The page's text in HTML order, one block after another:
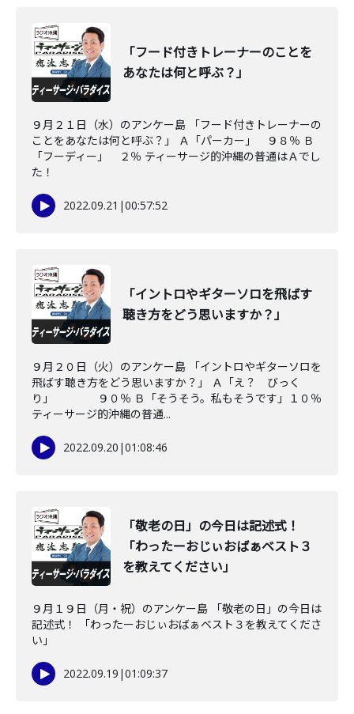
「フード付きトレーナーのことを
あなたは何と呼ぶ？」
９月２１日（水）のアンケー島 「フード付きトレーナーの
ことをあなたは何と呼ぶ？」 Ａ「パーカー」 ９８％ Ｂ
「フーディー」 ２％ ティーサージ的沖縄の普通はＡでし
た！
2022.09.21 |00:57:52
「イントロやギターソロを飛ばす
聴き方をどう思いますか？」
９月２０日（火）のアンケー島 「イントロやギターソロを
飛ばす聴き方をどう思いますか？」 Ａ「え？ びっく
り」 ９０％ Ｂ「そうそう。私もそうです」１０％
ティーサージ的沖縄の普通...
2022.09.20 |01:08:46
「敬老の日」の今日は記述式！
「わったーおじぃおばぁベスト３
を教えてください」
９月１９日（月・祝）のアンケー島 「敬老の日」の今日は
記述式！ 「わったーおじぃおばぁベスト３を教えてくださ
い」
2022.09.19 |01:09:37